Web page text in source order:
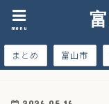
menu
まとめ 富山市